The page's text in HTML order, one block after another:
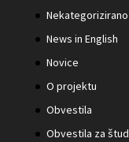
Nekategorizirano
News in English
Novice
O projektu
Obvestila
Obvestila za